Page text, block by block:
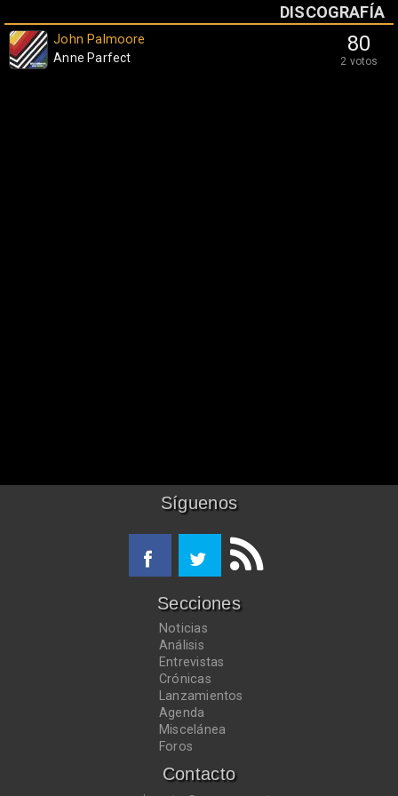
DISCOGRAFÍA
80
2 votos
John Palmoore
Anne Parfect
Síguenos
Secciones
Noticias
Análisis
Entrevistas
Crónicas
Lanzamientos
Agenda
Miscelánea
Foros
Contacto